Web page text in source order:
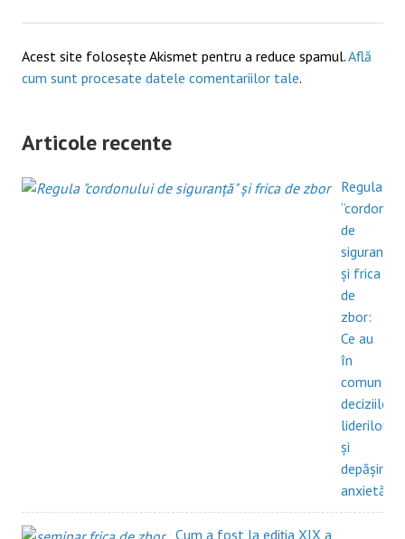
Acest site folosește Akismet pentru a reduce spamul.Află
cum sunt procesate datele comentariilor tale.
Articole recente
Regula
de
siguranță”
și frica
de
zbor:
Ce au
în
comun
deciziile
liderilor
și
depășirea
anxietății?
Cum a fost la ediția XIX a